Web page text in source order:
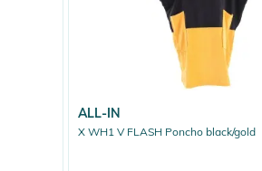
ALL-IN
X WH1 V FLASH Poncho black/gold